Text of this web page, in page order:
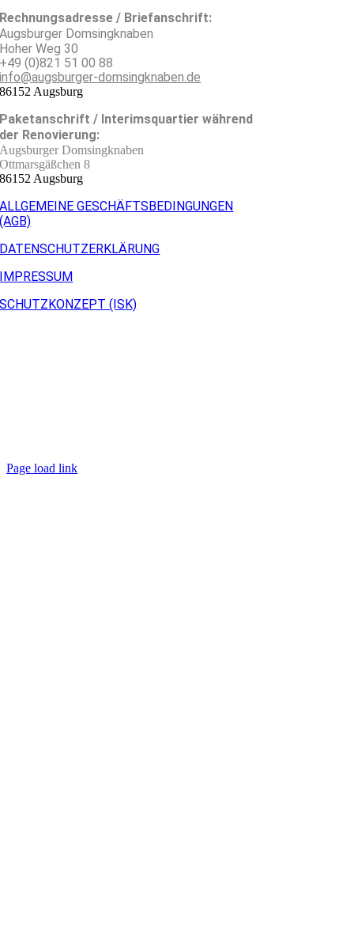
Rechnungsadresse / Briefanschrift:
Augsburger Domsingknaben
Hoher Weg 30
+49 (0)821 51 00 88
info@augsburger-domsingknaben.de
86152 Augsburg
Paketanschrift / Interimsquartier während
der Renovierung:
Augsburger Domsingknaben
Ottmarsgäßchen 8
86152 Augsburg
ALLGEMEINE GESCHÄFTSBEDINGUNGEN
(AGB)
DATENSCHUTZERKLÄRUNG
IMPRESSUM
SCHUTZKONZEPT (ISK)
Page load link